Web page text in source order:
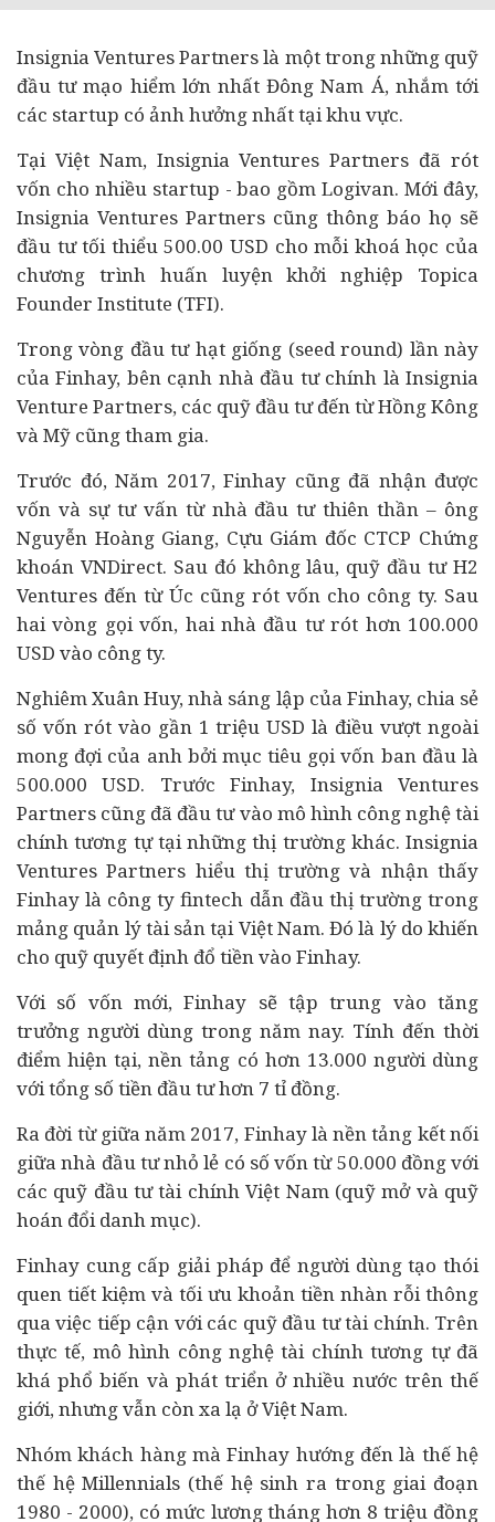
Insignia Ventures Partners là một trong những quỹ
đầu tư mạo hiểm lớn nhất Đông Nam Á, nhắm tới
các startup có ảnh hưởng nhất tại khu vực.
Tại Việt Nam, Insignia Ventures Partners đã rót
vốn cho nhiều startup - bao gồm Logivan. Mới đây,
Insignia Ventures Partners cũng thông báo họ sẽ
đầu tư tối thiểu 500.00 USD cho mỗi khoá học của
chương trình huấn luyệnkhởi nghiệp Topica
Founder Institute (TFI).
Trong vòng đầu tư hạt giống (seed round) lần này
của Finhay, bên cạnh nhà đầu tư chính là Insignia
Venture Partners, các quỹ đầu tư đến từ Hồng Kông
và Mỹ cũng tham gia.
Trước đó, Năm 2017, Finhay cũng đã nhận được
vốn và sự tư vấn từ nhà đầu tư thiên thần – ông
Nguyễn Hoàng Giang, Cựu Giám đốc CTCP Chứng
khoán VNDirect. Sau đó không lâu, quỹ đầu tư H2
Ventures đến từ Úc cũng rót vốn cho công ty. Sau
hai vòng gọi vốn, hai nhà đầu tư rót hơn 100.000
USD vào công ty.
Nghiêm Xuân Huy, nhà sáng lập của Finhay, chia sẻ
số vốn rót vào gần 1 triệu USD là điều vượt ngoài
mong đợi của anh bởi mục tiêu gọi vốn ban đầu là
500.000 USD. Trước Finhay, Insignia Ventures
Partners cũng đã đầu tư vào mô hình công nghệtài
chính tương tự tại những thị trường khác. Insignia
Ventures Partners hiểu thị trường và nhận thấy
Finhay là công ty fintech dẫn đầu thị trường trong
mảng quản lý tài sản tại Việt Nam. Đó là lý do khiến
cho quỹ quyết định đổ tiền vào Finhay.
Với số vốn mới, Finhay sẽ tập trung vào tăng
trưởng người dùng trong năm nay. Tính đến thời
điểm hiện tại, nền tảng có hơn 13.000 người dùng
với tổng số tiền đầu tư hơn 7 tỉ đồng.
Ra đời từ giữa năm 2017, Finhay là nền tảng kết nối
giữa nhà đầu tư nhỏ lẻ có số vốn từ 50.000 đồng với
các quỹ đầu tư tài chính Việt Nam (quỹ mở và quỹ
hoán đổi danh mục).
Finhay cung cấp giải pháp để người dùng tạo thói
quen tiết kiệm và tối ưu khoản tiền nhàn rỗi thông
qua việc tiếp cận với các quỹ đầu tư tài chính. Trên
thực tế, mô hình công nghệ tài chính tương tự đã
khá phổ biến và phát triển ở nhiều nước trên thế
giới, nhưng vẫn còn xa lạ ở Việt Nam.
Nhóm khách hàng mà Finhay hướng đến là thế hệ
thế hệ Millennials (thế hệ sinh ra trong giai đoạn
1980 - 2000), có mức lương tháng hơn 8 triệu đồng